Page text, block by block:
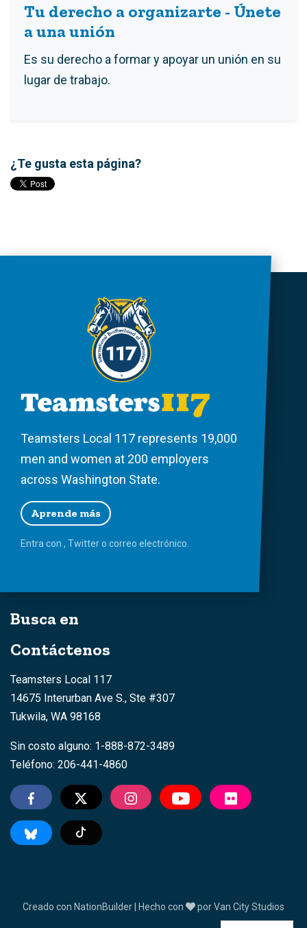
Tu derecho a organizarte - Únete
a una unión
Es su derecho a formar y apoyar un unión en su
lugar de trabajo.
¿Te gusta esta página?
Teamsters Local 117 represents 19,000
men and women at 200 employers
across Washington State.
Aprende más
Entra con , Twittero correo electrónico.
Busca en
Contáctenos
Teamsters Local 117
14675 Interurban Ave S., Ste #307
Tukwila, WA 98168
Sin costo alguno: 1-888-872-3489
Teléfono: 206-441-4860
TikTok
Creado con NationBuilder | Hecho con porVan City Studios